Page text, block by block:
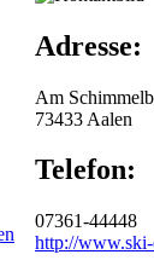
Adresse:
Am
73433 Aalen
Telefon:
07361-44448
http://